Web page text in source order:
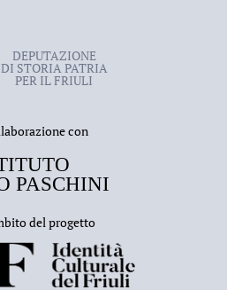
DEPUTAZIONE
DI STORIA PATRIA
PER IL FRIULI
con
del progetto